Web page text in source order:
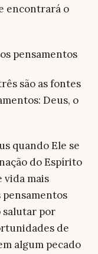
encontrará o
pensamentos
são as fontes
Deus, o
quando Ele se
do Espírito
vida mais
pensamentos
salutar por
de
algum pecado